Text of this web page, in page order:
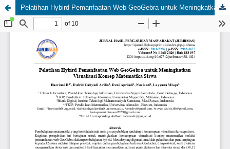
Pelatihan Hybird Pemanfaatan Web GeoGebra untuk Meningkatkan Visualisasi Konsep Matematika Siswa